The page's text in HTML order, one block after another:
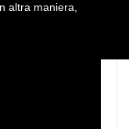
altra maniera,